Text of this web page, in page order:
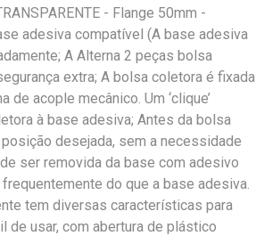
- Flange 50mm -
adesiva compatível (A base adesiva
A Alterna 2 peças bolsa
extra; A bolsa coletora é fixada
acople mecânico. Um ‘clique’
à base adesiva; Antes da bolsa
desejada, sem a necessidade
ser removida da base com adesivo
do que a base adesiva.
tem diversas características para
de usar, com abertura de plástico